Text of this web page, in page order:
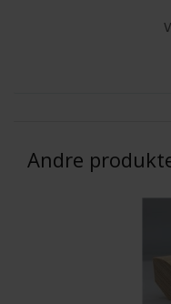
Andre